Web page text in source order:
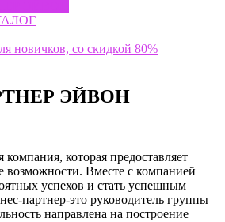
новичков, со скидкой 80%
ЭЙВОН
которая предоставляет
Вместе с компанией
успехов и стать успешным
партнер-это руководитель группы
направлена на построение